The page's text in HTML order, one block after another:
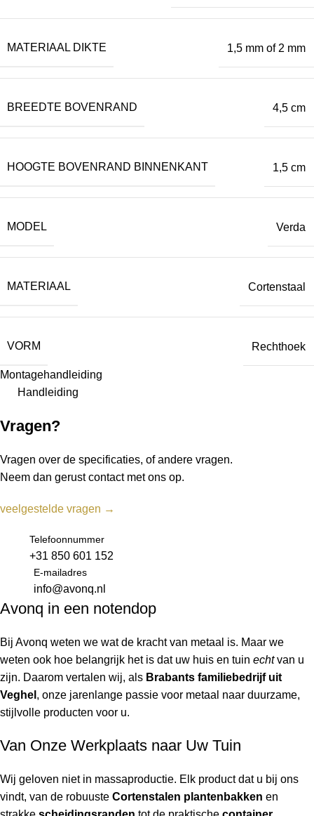
MATERIAAL DIKTE 1,5 mm of 2 mm
BREEDTE BOVENRAND 4,5 cm
HOOGTE BOVENRAND BINNENKANT 1,5 cm
MODEL Verda
MATERIAAL Cortenstaal
VORM Rechthoek
Montagehandleiding
Handleiding
Vragen?
Vragen over de specificaties, of andere vragen.
Neem dan gerust contact met ons op.
veelgestelde vragen →
Telefoonnummer
+31 850 601 152
E-mailadres
info@avonq.nl
Avonq in een notendop
Bij Avonq weten we wat de kracht van metaal is. Maar we
weten ook hoe belangrijk het is dat uw huis en tuin echtvan u
zijn. Daarom vertalen wij, als Brabants familiebedrijf uit
Veghel , onze jarenlange passie voor metaal naar duurzame,
stijlvolle producten voor u.
Van Onze Werkplaats naar Uw Tuin
Wij geloven niet in massaproductie. Elk product dat u bij ons
vindt, van de robuuste Cortenstalen plantenbakken en